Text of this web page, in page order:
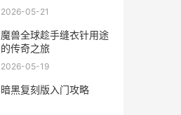
慧选择
2026-05-21
魔兽全球趁手缝衣针用途
的传奇之旅
2026-05-19
暗黑复刻版入门攻略